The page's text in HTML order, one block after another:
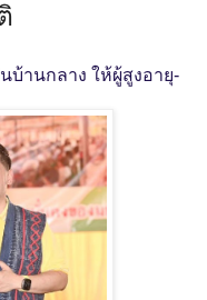
บ้านกลาง ให้ผู้สูงอายุ-